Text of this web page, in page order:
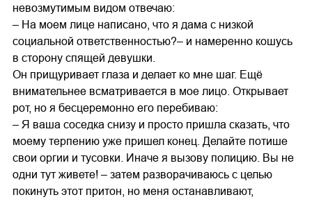
невозмутимым видом отвечаю:
– На моем лице написано, что я дама с низкой
социальной ответственностью?– и намеренно кошусь
в сторону спящей девушки.
Он прищуривает глаза и делает ко мне шаг. Ещё
внимательнее всматривается в мое лицо. Открывает
рот, но я бесцеремонно его перебиваю:
– Я ваша соседка снизу и просто пришла сказать, что
моему терпению уже пришел конец. Делайте потише
свои оргии и тусовки. Иначе я вызову полицию. Вы не
одни тут живете! – затем разворачиваюсь с целью
покинуть этот притон, но меня останавливают,